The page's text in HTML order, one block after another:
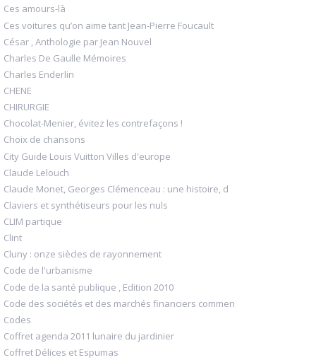
Ces amours-là
Ces voitures qu’on aime tant Jean-Pierre Foucault
César , Anthologie par Jean Nouvel
Charles De Gaulle Mémoires
Charles Enderlin
CHENE
CHIRURGIE
Chocolat-Menier, évitez les contrefaçons !
Choix de chansons
City Guide Louis Vuitton Villes d'europe
Claude Lelouch
Claude Monet, Georges Clémenceau : une histoire, d
Claviers et synthétiseurs pour les nuls
CLIM partique
Clint
Cluny : onze siècles de rayonnement
Code de l'urbanisme
Code de la santé publique , Edition 2010
Code des sociétés et des marchés financiers commen
Codes
Coffret agenda 2011 lunaire du jardinier
Coffret Délices et Espumas